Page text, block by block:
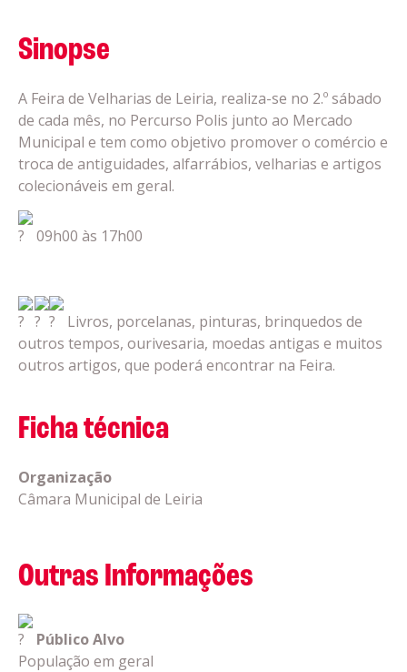
Sinopse
A Feira de Velharias de Leiria, realiza-se no 2.º sábado
de cada mês, no Percurso Polis junto ao Mercado
Municipal e tem como objetivo promover o comércio e
troca de antiguidades, alfarrábios, velharias e artigos
colecionáveis em geral.
09h00 às 17h00
Livros, porcelanas, pinturas, brinquedos de
outros tempos, ourivesaria, moedas antigas e muitos
outros artigos, que poderá encontrar na Feira.
Ficha técnica
Organização
Câmara Municipal de Leiria
Outras Informações
Público Alvo
População em geral